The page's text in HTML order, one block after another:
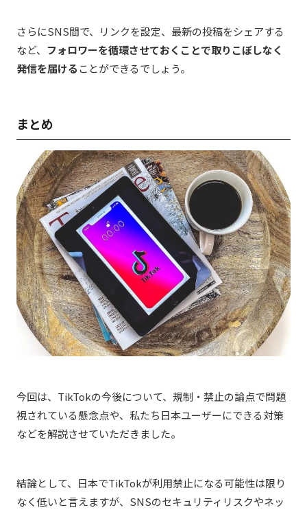
さらにSNS間で、リンクを設定、最新の投稿をシェアする
など、 フォロワーを循環させておくことで取りこぼしなく
発信を届けることができるでしょう。
まとめ
今回は、TikTokの今後について、規制・禁止の論点で問題
視されている懸念点や、私たち日本ユーザーにできる対策
などを解説させていただきました。
結論として、日本でTikTokが利用禁止になる可能性は限り
なく低いと言えますが、SNSのセキュリティリスクやネッ